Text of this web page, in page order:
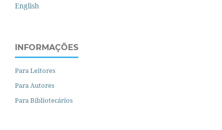
English
INFORMAÇÕES
Para Leitores
Para Autores
Para Bibliotecários